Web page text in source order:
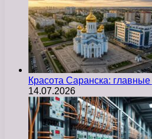
Красота Саранска:
14.07.2026